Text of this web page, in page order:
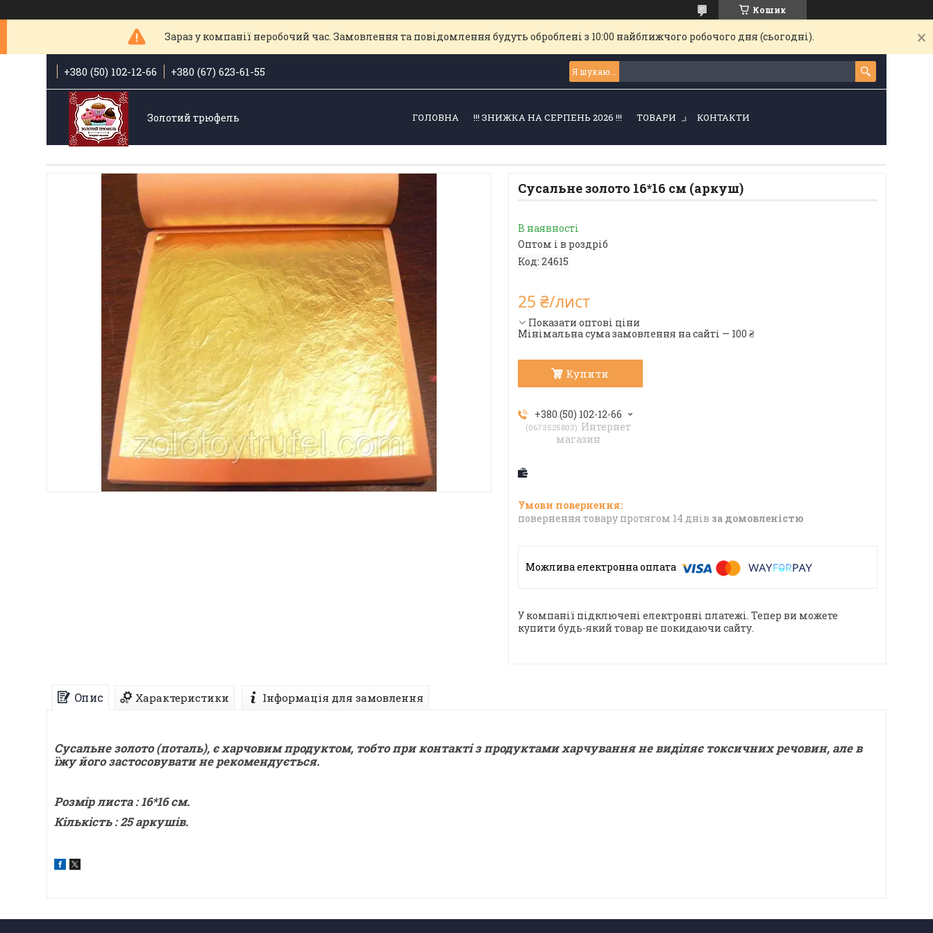
Кошик
Зараз у компанії неробочий час. Замовлення та повідомлення будуть оброблені з 10:00 найближчого робочого дня (сьогодні).
+380 (50) 102-12-66 +380 (67) 623-61-55
Золотий трюфель ГОЛОВНА !!! ЗНИЖКА НА СЕРПЕНЬ 2026 !!! ТОВАРИ КОНТАКТИ
Сусальне золото 16*16 см (аркуш)
В наявності
Оптом і в роздріб
Код: 24615
25 ₴/лист
Показати оптові ціни
Мінімальна сума замовлення на сайті — 100 ₴
Купити
+380 (50) 102-12-66
0673525803
Интернет
магазин
повернення товару протягом 14 днів за домовленістю
У компанії підключені електронні платежі. Тепер ви можете
купити будь-який товар не покидаючи сайту.
Опис Характеристики Інформація для замовлення
Сусальне золото (поталь), є харчовим продуктом, тобто при контакті з продуктами харчування не виділяє токсичних речовин, але в
їжу його застосовувати не рекомендується.
Розмір листа : 16*16 см.
Кількість : 25 аркушів.